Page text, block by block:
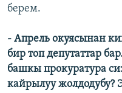
берем.
- Апрель окуясынан
бир топ депутаттар
башкы прокуратура
кайрылуу жолдодубу?